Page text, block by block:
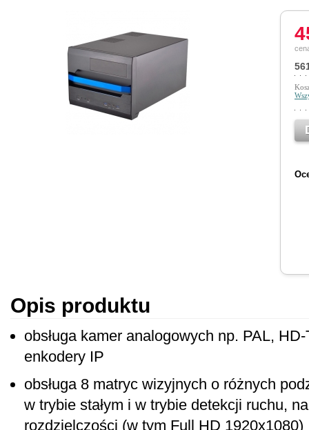
Opis produktu
obsługa kamer analogowych np. PAL,
enkodery IP
obsługa 8 matryc wizyjnych o różnych
w trybie stałym i w trybie detekcji ruchu,
rozdzielczości (w tym Full HD 1920x1080)